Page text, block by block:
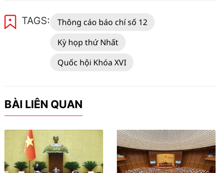
TAGS:
Thông cáo báo chí số 12
Kỳ họp thứ Nhất
Quốc hội Khóa XVI
BÀI LIÊN QUAN